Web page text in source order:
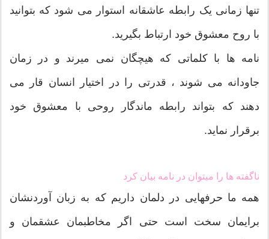
تنها زمانی یک رابطه عاشقانه استوار می شود که بتوانید
با روح معشوق خود ارتباط بگیرید.
نامه ها با کلماتی که هیچگان نمی میرند و در زمان
جاودانه می شوند ، قدرتی را در اختیار انسان قار می
دهند که بتواند رابطه ماندگار روحی با معشوق خود
برقرار نماید.
ناگفته ها را میتوان در نامه بیان کرد
همه ما حرفهایی در دلمان داریم که به زبان آوردنشان
برایمان سخت است حتی اگر مخاطبمان عشقمان و